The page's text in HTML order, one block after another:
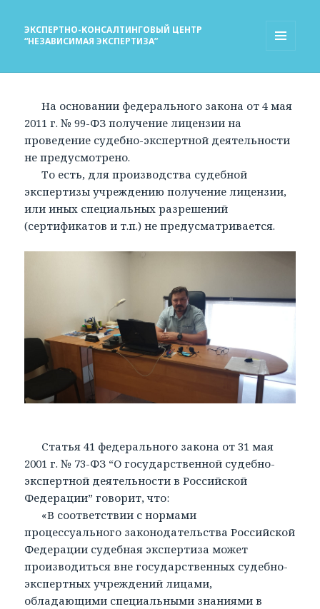
ЭКСПЕРТНО-КОНСАЛТИНГОВЫЙ ЦЕНТР
“НЕЗАВИСИМАЯ ЭКСПЕРТИЗА”
На основании федерального закона от 4 мая
2011 г. № 99-ФЗ получение лицензии на
проведение судебно-экспертной деятельности
не предусмотрено.
То есть, для производства судебной
экспертизы учреждению получение лицензии,
или иных специальных разрешений
(сертификатов и т.п.) не предусматривается.
Статья 41 федерального закона от 31 мая
2001 г. № 73-ФЗ “О государственной судебно-
экспертной деятельности в Российской
Федерации” говорит, что:
«В соответствии с нормами
процессуального законодательства Российской
Федерации судебная экспертиза может
производиться вне государственных судебно-
экспертных учреждений лицами,
обладающими специальными знаниями в